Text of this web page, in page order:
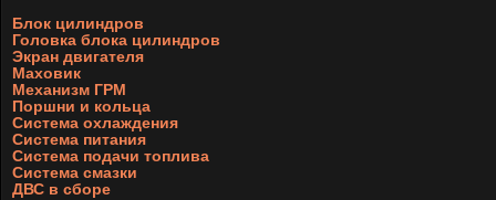
Блок цилиндров
Головка блока цилиндров
Экран двигателя
Маховик
Механизм ГРМ
Поршни и кольца
Система охлаждения
Система питания
Система подачи топлива
Система смазки
ДВС в сборе